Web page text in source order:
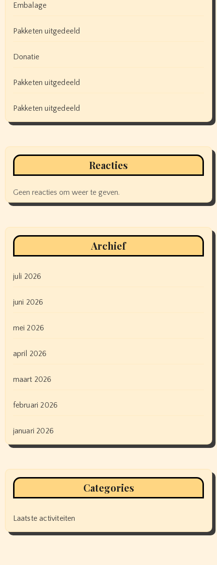
Embalage
Pakketen uitgedeeld
Donatie
Pakketen uitgedeeld
Pakketen uitgedeeld
Reacties
Geen reacties om weer te geven.
Archief
juli 2026
juni 2026
mei 2026
april 2026
maart 2026
februari 2026
januari 2026
Categories
Laatste activiteiten